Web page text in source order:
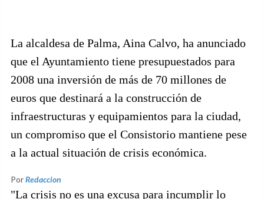
La alcaldesa de Palma, Aina Calvo, ha anunciado
que el Ayuntamiento tiene presupuestados para
2008 una inversión de más de 70 millones de
euros que destinará a la construcción de
infraestructuras y equipamientos para la ciudad,
un compromiso que el Consistorio mantiene pese
a la actual situación de crisis económica.
PorRedaccion
"La crisis no es una excusa para incumplir lo